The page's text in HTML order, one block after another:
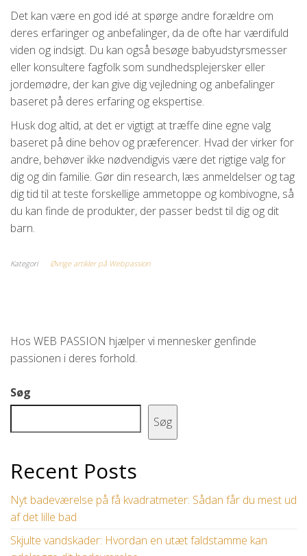
Det kan være en god idé at spørge andre forældre om
deres erfaringer og anbefalinger, da de ofte har værdifuld
viden og indsigt. Du kan også besøge babyudstyrsmesser
eller konsultere fagfolk som sundhedsplejersker eller
jordemødre, der kan give dig vejledning og anbefalinger
baseret på deres erfaring og ekspertise.
Husk dog altid, at det er vigtigt at træffe dine egne valg
baseret på dine behov og præferencer. Hvad der virker for
andre, behøver ikke nødvendigvis være det rigtige valg for
dig og din familie. Gør din research, læs anmeldelser og tag
dig tid til at teste forskellige ammetoppe og kombivogne, så
du kan finde de produkter, der passer bedst til dig og dit
barn.
Kategori Øvrige artikler på Webpassion
Hos WEB PASSION hjælper vi mennesker genfinde
passionen i deres forhold.
Søg
Søg
Recent Posts
Nyt badeværelse på få kvadratmeter: Sådan får du mest ud
af det lille bad
Skjulte vandskader: Hvordan en utæt faldstamme kan